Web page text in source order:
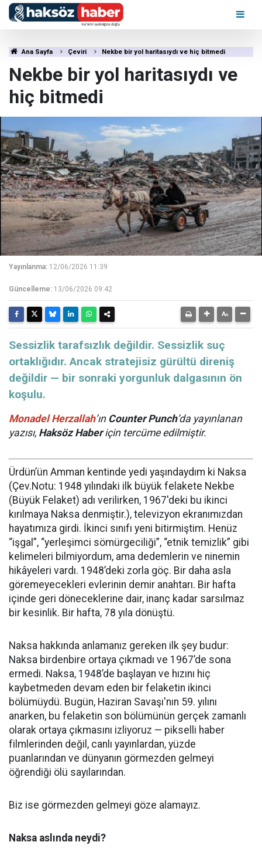
Ana Sayfa Çeviri Nekbe bir yol haritasıydı ve hiç bitmedi
Nekbe bir yol haritasıydı ve
hiç bitmedi
Yayınlanma: 12/06/2026 11:39
Güncelleme: 13/06/2026 09:42
Sessizlik tarafsızlık değildir. Sessizlik suç
ortaklığıdır. Ancak stratejisiz gürültü direniş
değildir — bir sonraki yorgunluk dalgasının ön
koşulu.
Monadel Herzallah’ın Counter Punch’da yayınlanan
yazısı, Haksöz Haberiçin tercüme edilmiştir.
Ürdün’ün Amman kentinde yedi yaşındaydım ki Naksa
(Çev.Notu: 1948 yılındaki ilk büyük felakete Nekbe
(Büyük Felaket) adı verilirken, 1967'deki bu ikinci
kırılmaya Naksa denmiştir.), televizyon ekranımızdan
hayatımıza girdi. İkinci sınıfı yeni bitirmiştim. Henüz
“işgal”, “yerleşimci sömürgeciliği”, “etnik temizlik” gibi
kelimeleri bilmiyordum, ama dedemlerin ve ninemin
hikâyeleri vardı. 1948’deki zorla göç. Bir daha asla
göremeyecekleri evlerinin demir anahtarı. Bir hafta
içinde geri döneceklerine dair, inanç kadar sarsılmaz
bir kesinlik. Bir hafta, 78 yıla dönüştü.
Naksa hakkında anlamanız gereken ilk şey budur:
Naksa birdenbire ortaya çıkmadı ve 1967’de sona
ermedi. Naksa, 1948’de başlayan ve hızını hiç
kaybetmeden devam eden bir felaketin ikinci
bölümüydü. Bugün, Haziran Savaşı'nın 59. yılını
anarken, bu felaketin son bölümünün gerçek zamanlı
olarak ortaya çıkmasını izliyoruz — pikselli haber
filmlerinden değil, canlı yayınlardan, yüzde
puanlarından ve dünyanın görmezden gelmeyi
öğrendiği ölü sayılarından.
Biz ise görmezden gelmeyi göze alamayız.
Naksa aslında neydi?